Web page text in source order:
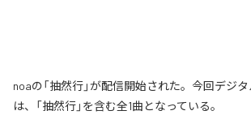
noaの「抽然行」が配信開始された。今回デジ
は、「抽然行」を含む全1曲となっている。